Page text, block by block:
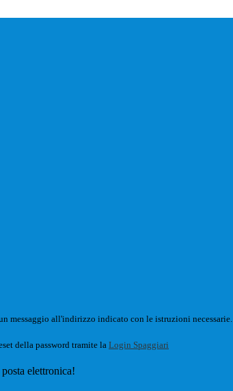
messaggio all'indirizzo indicato con le istruzioni necessarie.
della password tramite la Login Spaggiari
elettronica!